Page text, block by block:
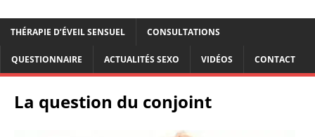
THÉRAPIE D’ÉVEIL SENSUEL CONSULTATIONS
QUESTIONNAIRE ACTUALITÉS SEXO VIDÉOS CONTACT
La question du conjoint